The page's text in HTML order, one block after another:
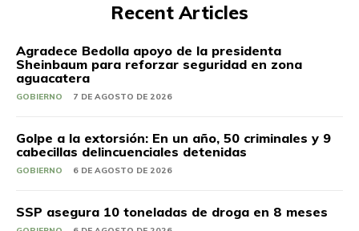
Recent Articles
Agradece Bedolla apoyo de la presidenta
Sheinbaum para reforzar seguridad en zona
aguacatera
GOBIERNO 7 DE AGOSTO DE 2026
Golpe a la extorsión: En un año, 50 criminales y 9
cabecillas delincuenciales detenidas
GOBIERNO 6 DE AGOSTO DE 2026
SSP asegura 10 toneladas de droga en 8 meses